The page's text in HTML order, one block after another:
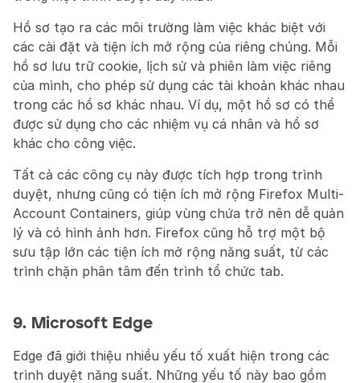
Hồ sơ tạo ra các môi trường làm việc khác biệt với
các cài đặt và tiện ích mở rộng của riêng chúng. Mỗi
hồ sơ lưu trữ cookie, lịch sử và phiên làm việc riêng
của mình, cho phép sử dụng các tài khoản khác nhau
trong các hồ sơ khác nhau. Ví dụ, một hồ sơ có thể
được sử dụng cho các nhiệm vụ cá nhân và hồ sơ
khác cho công việc.
Tất cả các công cụ này được tích hợp trong trình
duyệt, nhưng cũng có tiện ích mở rộng Firefox Multi-
Account Containers, giúp vùng chứa trở nên dễ quản
lý và có hình ảnh hơn. Firefox cũng hỗ trợ một bộ
sưu tập lớn các tiện ích mở rộng năng suất, từ các
trình chặn phân tâm đến trình tổ chức tab.
9. Microsoft Edge
Edge đã giới thiệu nhiều yếu tố xuất hiện trong các
trình duyệt năng suất. Những yếu tố này bao gồm